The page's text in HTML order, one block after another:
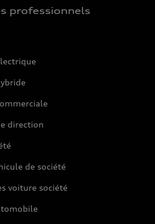
professionnels
direction
de société
voiture société